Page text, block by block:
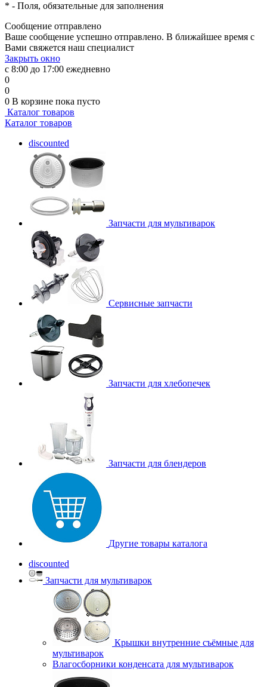
* - Поля, обязательные для заполнения
Сообщение отправлено
Ваше сообщение успешно отправлено. В ближайшее время с
Вами свяжется наш специалист
Закрыть окно
с 8:00 до 17:00 ежедневно
0
0
0 В корзине пока пусто
Каталог товаров
Каталог товаров
discounted
Запчасти для мультиварок
Сервисные запчасти
Запчасти для хлебопечек
Запчасти для блендеров
Другие товары каталога
discounted
Запчасти для мультиварок
Крышки внутренние съёмные для
мультиварок
Влагосборники конденсата для мультиварок